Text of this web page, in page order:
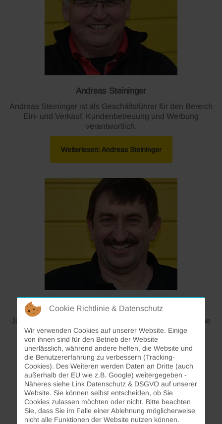
Andreas Steininger
Andreas Steininger ist als Geschäftsführer für den Bereich
Ein- und Verkauf, Kundenbetreuung und Werbung
verantwortlich.
Weiterlesen: Andreas Steininger
Jakob Seebacher
Jakob Seebacher ist als Geschäftsführer für die Bereiche
Werkstatt und Service verantwortlich.
Weiterlesen: Jakob Seebacher
Cookie Richtlinie & Datenschutz
Wir verwenden Cookies auf unserer Website. Einige
von ihnen sind für den Betrieb der Website
unerlässlich, während andere helfen, die Website und
die Benutzererfahrung zu verbessern (Tracking-
Cookies). Des Weiteren werden Daten an Dritte (auch
außerhalb der EU wie z.B. Google) weitergegeben -
Näheres siehe Link Datenschutz & DSGVO auf unserer
Website. Sie können selbst entscheiden, ob Sie
Cookies zulassen möchten oder nicht. Bitte beachten
Sie, dass Sie im Falle einer Ablehnung möglicherweise
nicht alle Funktionen der Website nutzen können.